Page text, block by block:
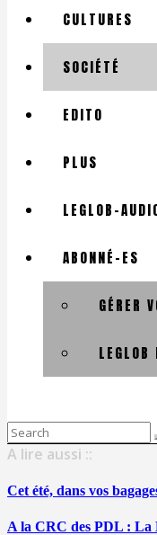
CULTURES
SOCIÉTÉ
EDITO
PLUS
LEGLOB-
ABONNÉ-ES
GÉRER
LEGLOB
Search
for:
A lire aussi ::
Cet été, dans vos
A la CRC des PDL : La